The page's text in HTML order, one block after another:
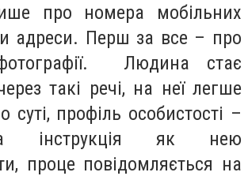
про номера мобільних
адреси. Перш за все – про
Людина стає
такі речі, на неї легше
суті, профіль особистості –
інструкція як нею
проце повідомляється на